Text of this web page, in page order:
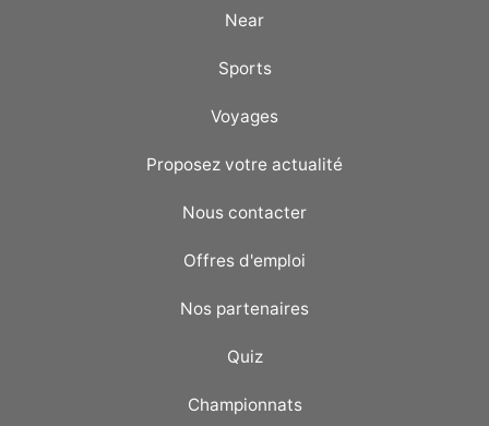
Near
Sports
Voyages
Proposez votre actualité
Nous contacter
Offres d'emploi
Nos partenaires
Quiz
Championnats